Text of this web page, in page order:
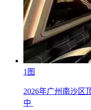
1图
2026年广州南沙区
中